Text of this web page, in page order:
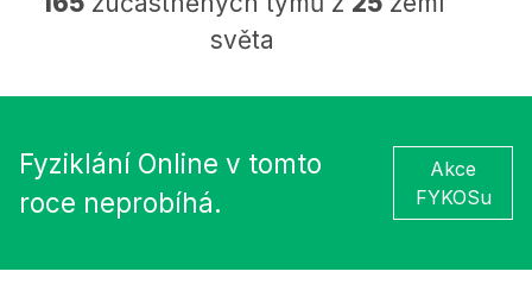
světa
Fyziklání Online v tomto
roce neprobíhá.
Akce
FYKOSu